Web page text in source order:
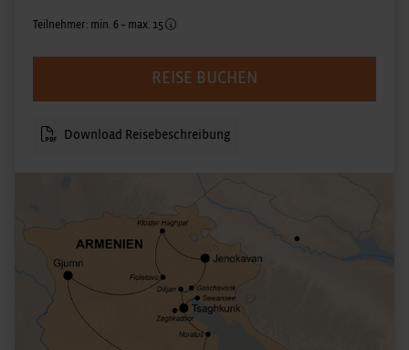
Teilnehmer: min. 6 – max. 15
REISE BUCHEN
Download Reisebeschreibung